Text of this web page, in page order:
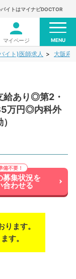
イトはマイナビDOCTOR
マイページ MENU
イト)医師求人 大阪府
給あり◎第2・
万円◎内科外
募集状況を
合わせる
ます。
す。